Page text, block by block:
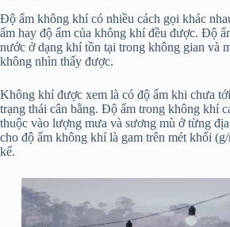
Độ ẩm không khí có nhiều cách gọi khác
ẩm hay độ ẩm của không khí đều được. Độ
nước ở dạng khí tồn tại trong không gian và
không nhìn thấy được.
Không khí được xem là có độ ẩm khi chưa
trạng thái cân bằng. Độ ẩm trong không khí
thuộc vào lượng mưa và sương mù ở từng
cho độ ẩm không khí là gam trên mét khối
kế.